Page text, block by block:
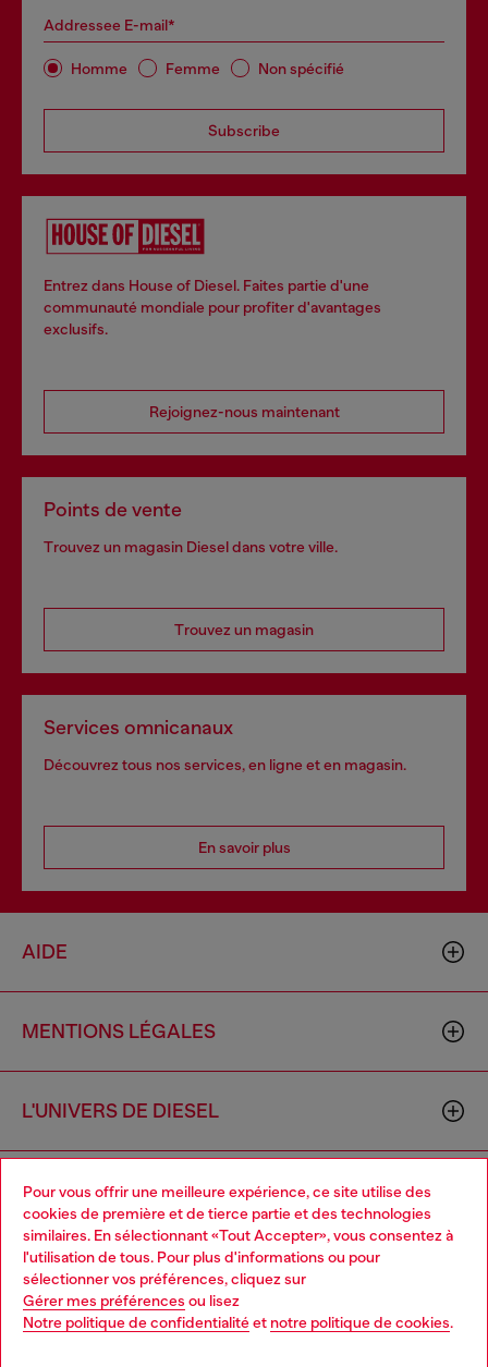
Pour vous offrir une meilleure expérience, ce site utilise des
cookies de première et de tierce partie et des technologies
similaires. En sélectionnant «Tout Accepter», vous consentez à
l'utilisation de tous. Pour plus d'informations ou pour
sélectionner vos préférences, cliquez sur
Gérer mes préférences ou lisez
Notre politique de confidentialitéet notre politique de cookies.
Addressee E-mail*
Homme Femme Non spécifié
Subscribe
Entrez dans House of Diesel. Faites partie d'une
communauté mondiale pour profiter d'avantages
exclusifs.
Rejoignez-nous maintenant
Points de vente
Trouvez un magasin Diesel dans votre ville.
Trouvez un magasin
Services omnicanaux
Découvrez tous nos services, en ligne et en magasin.
En savoir plus
AIDE
MENTIONS LÉGALES
L'UNIVERS DE DIESEL
CORPORATE
Choose your location
You are currently browsing Belgique website, but it seems you
may be based in United States